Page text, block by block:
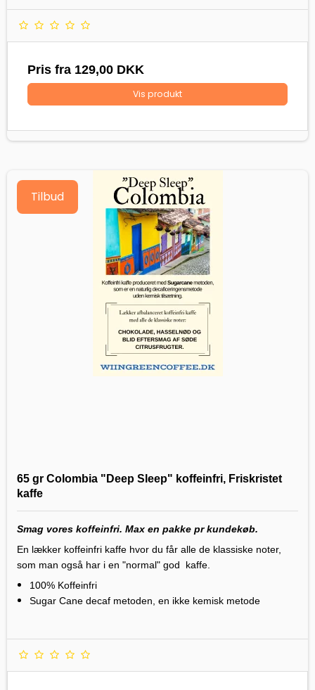
Pris fra 129,00 DKK
Vis produkt
Tilbud
65 gr Colombia "Deep Sleep" koffeinfri, Friskristet
kaffe
Smag vores koffeinfri. Max en pakke pr kundekøb.
En lækker koffeinfri kaffe hvor du får alle de klassiske noter,
som man også har i en "normal" god kaffe.
100% Koffeinfri
Sugar Cane decaf metoden, en ikke kemisk metode